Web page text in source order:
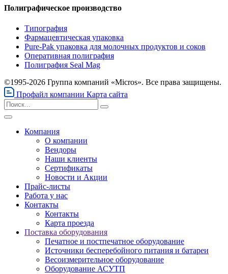
Полиграфическое производство
Типография
Фармацевтическая упаковка
Pure-Pak упаковка для молочных продуктов и соков
Оперативная полиграфия
Полиграфия Seal Mag
©1995-2026 Группа компаний «Micros». Все права защищены.
Профайл компании Карта сайта
Компания
О компании
Вендоры
Наши клиенты
Сертификаты
Новости и Акции
Прайс-листы
Работа у нас
Контакты
Контакты
Карта проезда
Поставка оборудования
Печатное и постпечатное оборудование
Источники бесперебойного питания и батареи
Весоизмерительное оборудование
Оборудование АСУТП